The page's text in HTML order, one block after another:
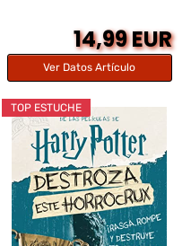
14,99 EUR
Ver Datos Artículo
TOP ESTUCHE